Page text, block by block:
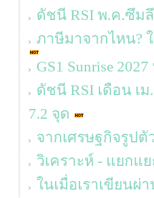
ดัชนี RSI พ.ค.ซึม
ภาษีมาจากไหน?
GS1 Sunrise
ดัชนี RSI เดือน เม
7.2 จุด
จากเศรษฐกิจรูปตั
วิเคราะห์ - แยกแย
ในเมื่อเราเขียน